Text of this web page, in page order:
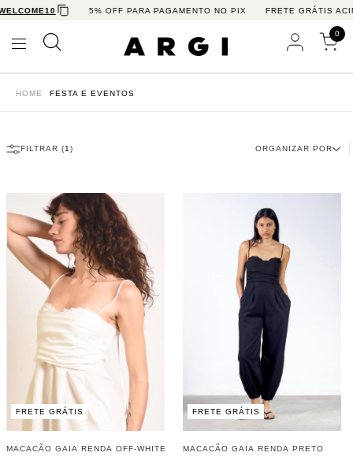
5% OFF PARA PAGAMENTO NO PIX FRETE GRÁTIS
0
HOME FESTA E EVENTOS
ORGANIZAR POR
FILTRAR (1 )
FRETE GRÁTIS
MACACÃO GAIA RENDA OFF-WHITE
FRETE GRÁTIS
MACACÃO GAIA RENDA PRETO